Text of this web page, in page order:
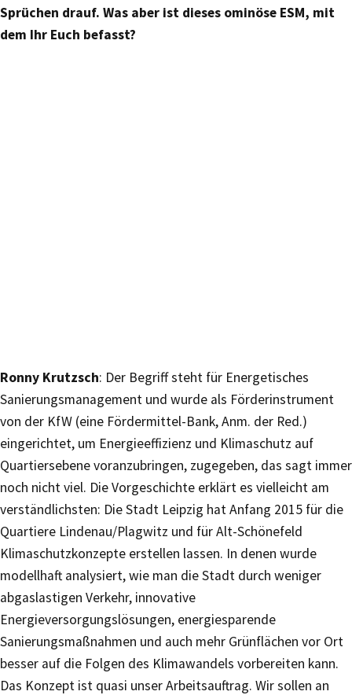
Sprüchen drauf. Was aber ist dieses ominöse ESM, mit
dem Ihr Euch befasst?
Ronny Krutzsch: Der Begriff steht für Energetisches
Sanierungsmanagement und wurde als Förderinstrument
von der KfW (eine Fördermittel-Bank, Anm. der Red.)
eingerichtet, um Energieeffizienz und Klimaschutz auf
Quartiersebene voranzubringen, zugegeben, das sagt immer
noch nicht viel. Die Vorgeschichte erklärt es vielleicht am
verständlichsten: Die Stadt Leipzig hat Anfang 2015 für die
Quartiere Lindenau/Plagwitz und für Alt-Schönefeld
Klimaschutzkonzepte erstellen lassen. In denen wurde
modellhaft analysiert, wie man die Stadt durch weniger
abgaslastigen Verkehr, innovative
Energieversorgungslösungen, energiesparende
Sanierungsmaßnahmen und auch mehr Grünflächen vor Ort
besser auf die Folgen des Klimawandels vorbereiten kann.
Das Konzept ist quasi unser Arbeitsauftrag. Wir sollen an